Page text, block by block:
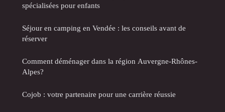
spécialisées pour enfants
Séjour en camping en Vendée : les conseils avant de
réserver
Comment déménager dans la région Auvergne-Rhônes-
Alpes?
Cojob : votre partenaire pour une carrière réussie